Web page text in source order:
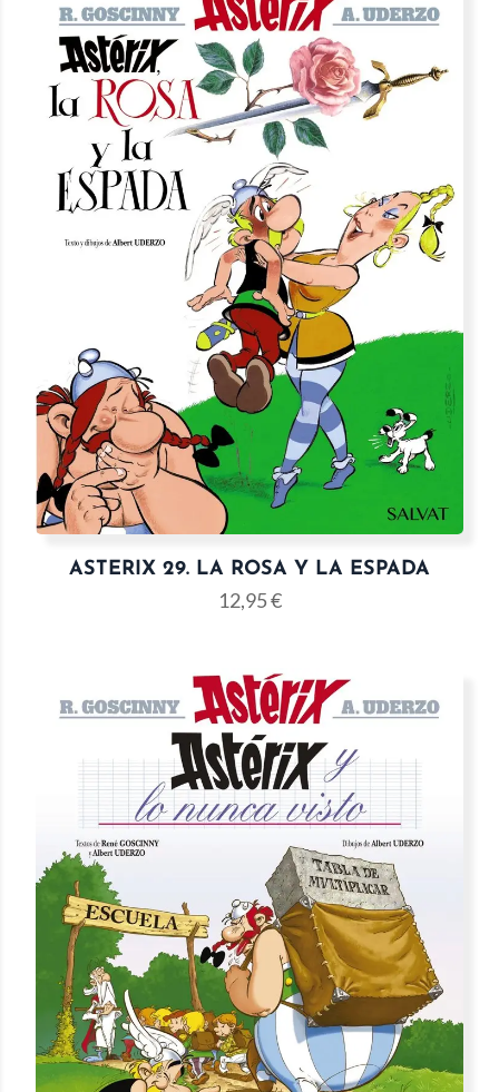
ASTERIX 29. LA ROSA Y LA ESPADA
12,95€